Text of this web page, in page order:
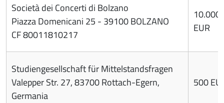
Società dei Concerti di Bolzano
Piazza Domenicani 25 - 39100 BOLZANO
CF 80011810217
10.000
EUR
Studiengesellschaft für Mittelstandsfragen
Valepper Str. 27, 83700 Rottach-Egern,
Germania
500